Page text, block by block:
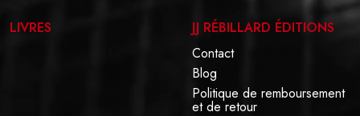
LIVRES
JJ RÉBILLARD ÉDITIONS
Contact
Blog
Politique de remboursement
et de retour